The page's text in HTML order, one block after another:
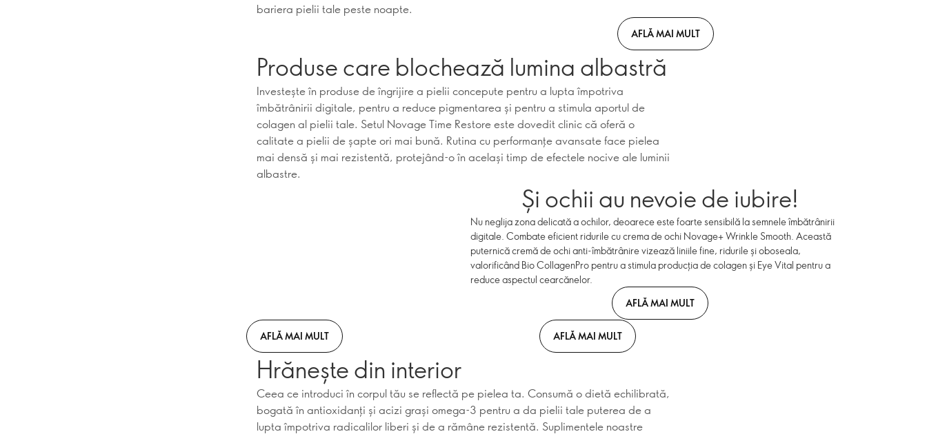
bariera pielii tale peste noapte.
AFLĂ MAI MULT
Produse care blochează lumina albastră
Investește în produse de îngrijire a pielii concepute pentru a lupta împotriva
îmbătrânirii digitale, pentru a reduce pigmentarea și pentru a stimula aportul de
colagen al pielii tale. Setul Novage Time Restore este dovedit clinic că oferă o
calitate a pielii de șapte ori mai bună. Rutina cu performanțe avansate face pielea
mai densă și mai rezistentă, protejând-o în același timp de efectele nocive ale luminii
albastre.
Și ochii au nevoie de iubire!
Nu neglija zona delicată a ochilor, deoarece este foarte sensibilă la semnele îmbătrânirii
digitale. Combate eficient ridurile cu crema de ochi Novage+ Wrinkle Smooth. Această
puternică cremă de ochi anti-îmbătrânire vizează liniile fine, ridurile și oboseala,
valorificând Bio CollagenPro pentru a stimula producția de colagen și Eye Vital pentru a
reduce aspectul cearcănelor.
AFLĂ MAI MULT
AFLĂ MAI MULT AFLĂ MAI MULT
Hrănește din interior
Ceea ce introduci în corpul tău se reflectă pe pielea ta. Consumă o dietă echilibrată,
bogată în antioxidanți și acizi grași omega-3 pentru a da pielii tale puterea de a
lupta împotriva radicalilor liberi și de a rămâne rezistentă. Suplimentele noastre